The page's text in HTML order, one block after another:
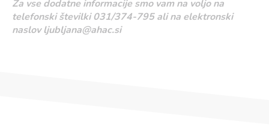
Za vse dodatne informacije smo vam na voljo na
telefonski številki 031/374-795 ali na elektronski
naslov ljubljana@ahac.si